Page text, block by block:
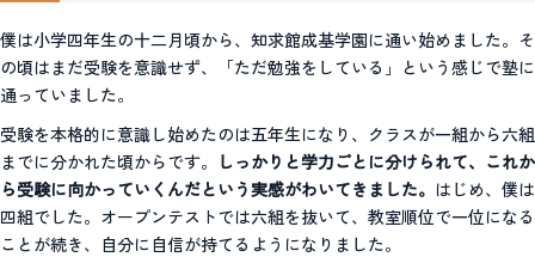
僕は小学四年生の十二月頃から、知求館成基学園に通い始めました。そ
の頃はまだ受験を意識せず、「ただ勉強をしている」という感じで塾に
通っていました。
受験を本格的に意識し始めたのは五年生になり、クラスが一組から六組
までに分かれた頃からです。 しっかりと学力ごとに分けられて、これか
ら受験に向かっていくんだという実感がわいてきました。 はじめ、僕は
四組でした。オープンテストでは六組を抜いて、教室順位で一位になる
ことが続き、自分に自信が持てるようになりました。